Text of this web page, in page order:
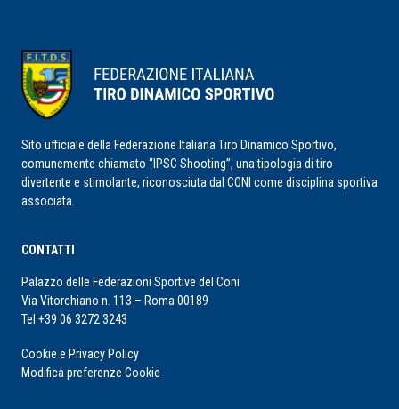
Sito ufficiale della Federazione Italiana Tiro Dinamico Sportivo,
comunemente chiamato “IPSC Shooting”, una tipologia di tiro
divertente e stimolante, riconosciuta dal CONI come disciplina sportiva
associata.
CONTATTI
Palazzo delle Federazioni Sportive del Coni
Via Vitorchiano n. 113 – Roma 00189
Tel +39 06 3272 3243
Cookie e Privacy Policy
Modifica preferenze Cookie